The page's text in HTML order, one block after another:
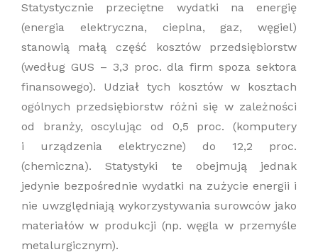
Statystycznie przeciętne wydatki na energię
(energia elektryczna, cieplna, gaz, węgiel)
stanowią małą część kosztów przedsiębiorstw
(według GUS – 3,3 proc. dla firm spoza sektora
finansowego). Udział tych kosztów w kosztach
ogólnych przedsiębiorstw różni się w zależności
od branży, oscylując od 0,5 proc. (komputery
i urządzenia elektryczne) do 12,2 proc.
(chemiczna). Statystyki te obejmują jednak
jedynie bezpośrednie wydatki na zużycie energii i
nie uwzględniają wykorzystywania surowców jako
materiałów w produkcji (np. węgla w przemyśle
metalurgicznym).